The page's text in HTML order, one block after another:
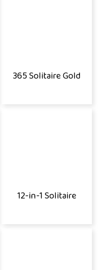
12-in-1 Solitaire
365 Solitaire Gold